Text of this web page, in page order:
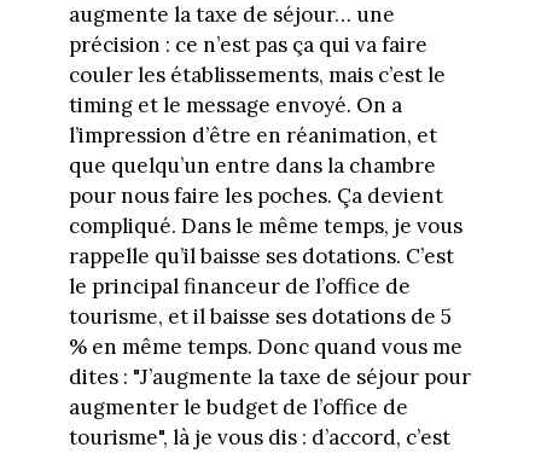
augmente la taxe de séjour… une
précision : ce n’est pas ça qui va faire
couler les établissements, mais c’est le
timing et le message envoyé. On a
l’impression d’être en réanimation, et
que quelqu’un entre dans la chambre
pour nous faire les poches. Ça devient
compliqué. Dans le même temps, je vous
rappelle qu’il baisse ses dotations. C’est
le principal financeur de l’office de
tourisme, et il baisse ses dotations de 5
% en même temps. Donc quand vous me
dites : "J’augmente la taxe de séjour pour
augmenter le budget de l’office de
tourisme", là je vous dis : d’accord, c’est